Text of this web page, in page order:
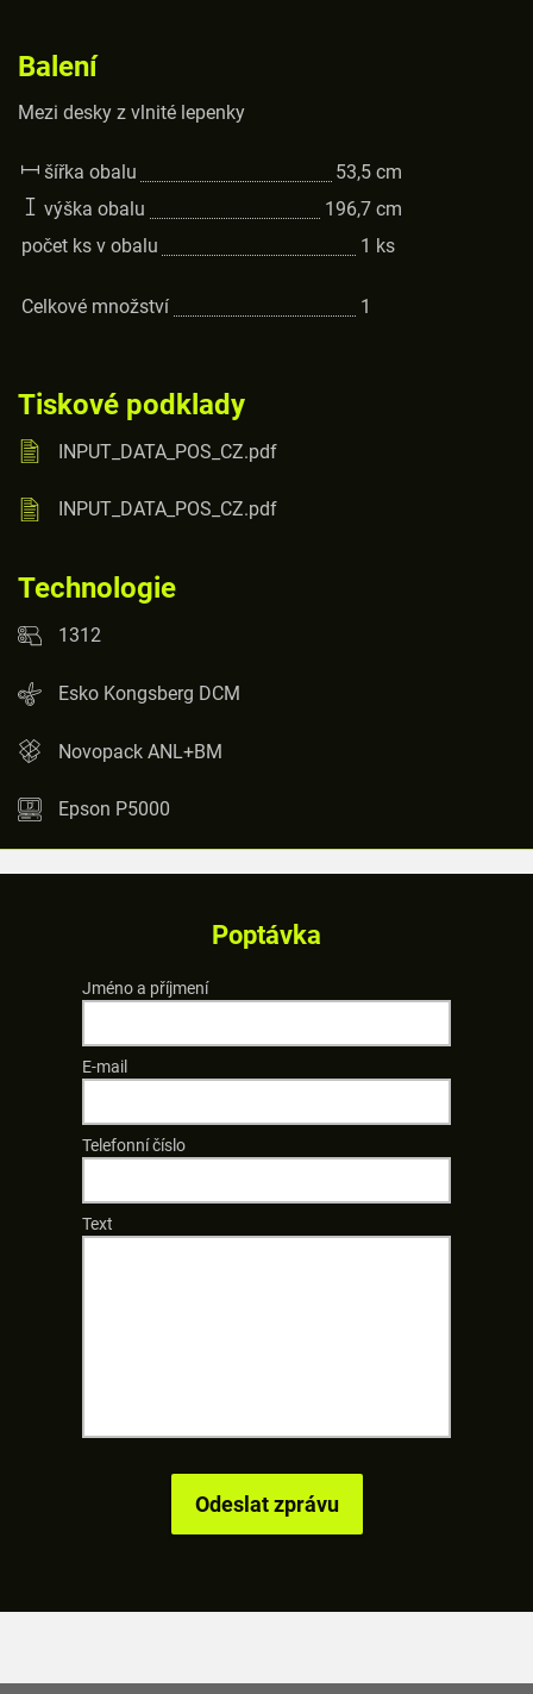
Balení
Mezi desky z vlnité lepenky
šířka obalu 53,5 cm
výška obalu
196,7 cm
počet ks v obalu
1 ks
Celkové množství 1
Tiskové podklady
INPUT_DATA_POS_CZ.pdf
INPUT_DATA_POS_CZ.pdf
Technologie
1312
Esko Kongsberg DCM
Novopack ANL+BM
Epson P5000
Poptávka
Jméno a příjmení
E-mail
Telefonní číslo
Text